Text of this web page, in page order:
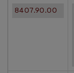
8407.90.00